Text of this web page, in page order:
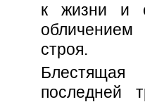
к жизни и
строя.
последней